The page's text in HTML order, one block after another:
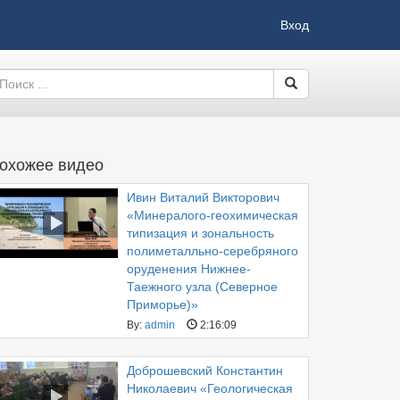
Вход
видео
Ивин Виталий Викторович
«Минералого-геохимическая
типизация и зональность
полиметалльно-серебряного
оруденения Нижнее-
Таежного узла (Северное
Приморье)»
By: admin 2:16:09
Доброшевский Константин
Николаевич «Геологическая